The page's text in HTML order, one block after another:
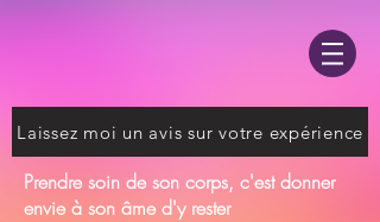
Laissez moi un avis sur votre expérience
Prendre soin de son corps, c'est donner
envie à son âme d'y rester